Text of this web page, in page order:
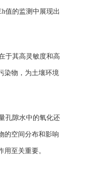
值的监测中展现出
于其高灵敏度和高
染物，为土壤环境
孔隙水中的氧化还
的空间分布和影响
至关重要。